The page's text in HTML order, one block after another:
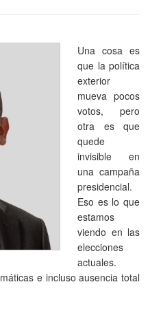
Una cosa es
que la política
exterior
mueva pocos
votos, pero
otra es que
quede
invisible en
una campaña
presidencial.
Eso es lo que
estamos
viendo en las
elecciones
actuales.
e incluso ausencia total